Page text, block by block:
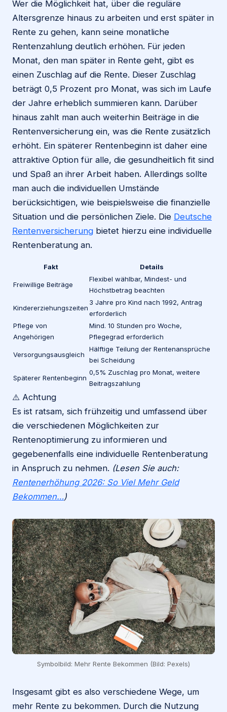
Wer die Möglichkeit hat, über die reguläre
Altersgrenze hinaus zu arbeiten und erst später in
Rente zu gehen, kann seine monatliche
Rentenzahlung deutlich erhöhen. Für jeden
Monat, den man später in Rente geht, gibt es
einen Zuschlag auf die Rente. Dieser Zuschlag
beträgt 0,5 Prozent pro Monat, was sich im Laufe
der Jahre erheblich summieren kann. Darüber
hinaus zahlt man auch weiterhin Beiträge in die
Rentenversicherung ein, was die Rente zusätzlich
erhöht. Ein späterer Rentenbeginn ist daher eine
attraktive Option für alle, die gesundheitlich fit sind
und Spaß an ihrer Arbeit haben. Allerdings sollte
man auch die individuellen Umstände
berücksichtigen, wie beispielsweise die finanzielle
Situation und die persönlichen Ziele. Die Deutsche
Rentenversicherung bietet hierzu eine individuelle
Rentenberatung an.
Fakt Details
Freiwillige Beiträge
Flexibel wählbar, Mindest- und
Höchstbetrag beachten
Kindererziehungszeiten
3 Jahre pro Kind nach 1992, Antrag
erforderlich
Pflege von
Angehörigen
Mind. 10 Stunden pro Woche,
Pflegegrad erforderlich
Versorgungsausgleich
Hälftige Teilung der Rentenansprüche
bei Scheidung
Späterer Rentenbeginn
0,5% Zuschlag pro Monat, weitere
Beitragszahlung
⚠️ Achtung
Es ist ratsam, sich frühzeitig und umfassend über
die verschiedenen Möglichkeiten zur
Rentenoptimierung zu informieren und
gegebenenfalls eine individuelle Rentenberatung
in Anspruch zu nehmen. (Lesen Sie auch:
Rentenerhöhung 2026: So Viel Mehr Geld
Bekommen…)
Symbolbild: Mehr Rente Bekommen (Bild: Pexels)
Insgesamt gibt es also verschiedene Wege, um
mehr Rente zu bekommen. Durch die Nutzung